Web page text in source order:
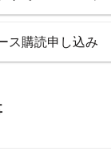
ス購読申し込み